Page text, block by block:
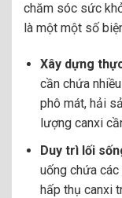
chăm sóc sức
là một một số
Xây dựng
cần chứa
phô mát, hải
lượng canxi
Duy trì lối
uống chứa
hấp thụ canxi